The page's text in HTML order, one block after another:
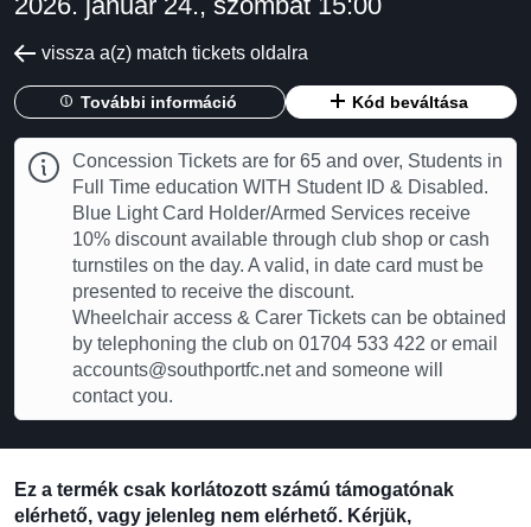
vissza a(z) match tickets oldalra
További információ Kód beváltása
Concession Tickets are for 65 and over, Students in
Full Time education WITH Student ID & Disabled.
Blue Light Card Holder/Armed Services receive
10% discount available through club shop or cash
turnstiles on the day. A valid, in date card must be
presented to receive the discount.
Wheelchair access & Carer Tickets can be obtained
by telephoning the club on 01704 533 422 or email
accounts@southportfc.net and someone will
contact you.
Ez a termék csak korlátozott számú támogatónak
elérhető, vagy jelenleg nem elérhető. Kérjük,